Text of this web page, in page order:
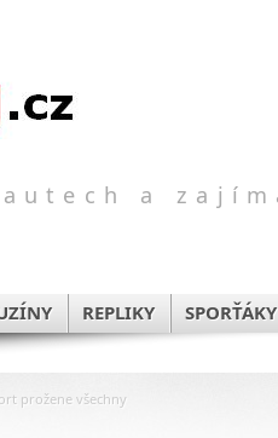
autech a
REPLIKY SPORŤÁKY
prožene všechny